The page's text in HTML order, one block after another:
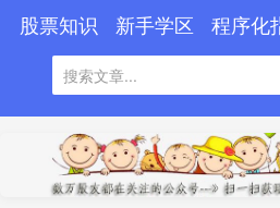
股票知识
新手学区 程序化